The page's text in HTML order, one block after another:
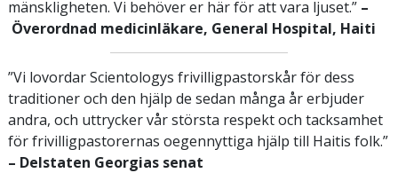
mänskligheten. Vi behöver er här för att vara ljuset.” –
Överordnad medicinläkare, General Hospital, Haiti
”Vi lovordar Scientologys frivilligpastorskår för dess
traditioner och den hjälp de sedan många år erbjuder
andra, och uttrycker vår största respekt och tacksamhet
för frivilligpastorernas oegennyttiga hjälp till Haitis folk.”
– Delstaten Georgias senat